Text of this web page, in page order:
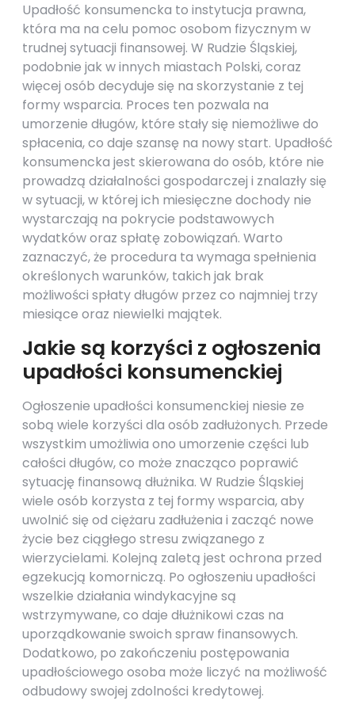
Upadłość konsumencka to instytucja prawna,
która ma na celu pomoc osobom fizycznym w
trudnej sytuacji finansowej. W Rudzie Śląskiej,
podobnie jak w innych miastach Polski, coraz
więcej osób decyduje się na skorzystanie z tej
formy wsparcia. Proces ten pozwala na
umorzenie długów, które stały się niemożliwe do
spłacenia, co daje szansę na nowy start. Upadłość
konsumencka jest skierowana do osób, które nie
prowadzą działalności gospodarczej i znalazły się
w sytuacji, w której ich miesięczne dochody nie
wystarczają na pokrycie podstawowych
wydatków oraz spłatę zobowiązań. Warto
zaznaczyć, że procedura ta wymaga spełnienia
określonych warunków, takich jak brak
możliwości spłaty długów przez co najmniej trzy
miesiące oraz niewielki majątek.
Jakie są korzyści z ogłoszenia
upadłości konsumenckiej
Ogłoszenie upadłości konsumenckiej niesie ze
sobą wiele korzyści dla osób zadłużonych. Przede
wszystkim umożliwia ono umorzenie części lub
całości długów, co może znacząco poprawić
sytuację finansową dłużnika. W Rudzie Śląskiej
wiele osób korzysta z tej formy wsparcia, aby
uwolnić się od ciężaru zadłużenia i zacząć nowe
życie bez ciągłego stresu związanego z
wierzycielami. Kolejną zaletą jest ochrona przed
egzekucją komorniczą. Po ogłoszeniu upadłości
wszelkie działania windykacyjne są
wstrzymywane, co daje dłużnikowi czas na
uporządkowanie swoich spraw finansowych.
Dodatkowo, po zakończeniu postępowania
upadłościowego osoba może liczyć na możliwość
odbudowy swojej zdolności kredytowej.